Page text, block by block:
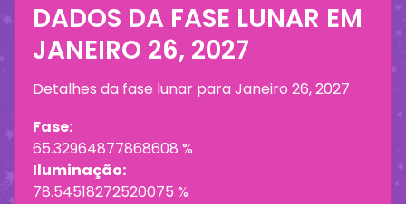
DADOS DA FASE LUNAR EM
JANEIRO 26, 2027
Detalhes da fase lunar paraJaneiro 26, 2027
Fase:
65.32964877868608 %
Iluminação:
78.54518272520075 %